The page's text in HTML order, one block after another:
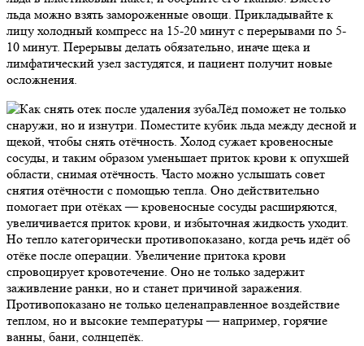
льда можно взять замороженные овощи. Прикладывайте к
лицу холодный компресс на 15-20 минут с перерывами по 5-
10 минут. Перерывы делать обязательно, иначе щека и
лимфатический узел застудятся, и пациент получит новые
осложнения.
Лёд поможет не только
снаружи, но и изнутри. Поместите кубик льда между десной и
щекой, чтобы снять отёчность. Холод сужает кровеносные
сосуды, и таким образом уменьшает приток крови к опухшей
области, снимая отёчность. Часто можно услышать совет
снятия отёчности с помощью тепла. Оно действительно
помогает при отёках — кровеносные сосуды расширяются,
увеличивается приток крови, и избыточная жидкость уходит.
Но тепло категорически противопоказано, когда речь идёт об
отёке после операции. Увеличение притока крови
спровоцирует кровотечение. Оно не только задержит
заживление ранки, но и станет причиной заражения.
Противопоказано не только целенаправленное воздействие
теплом, но и высокие температуры — например, горячие
ванны, бани, солнцепёк.